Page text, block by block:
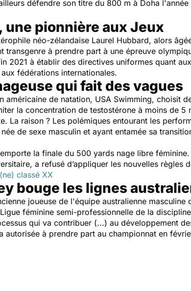
défendre son titre du 800 m à Doha l'année
une pionnière aux Jeux
néo-zélandaise Laurel Hubbard, alors
transgenre à prendre part à une épreuve
2021 à établir des directives uniformes quant
aux fédérations internationales.
qui fait des vagues
américaine de natation, USA Swimming, choisit
la concentration de testostérone à moins de 5
La raison ? Les polémiques entourant les
de sexe masculin et ayant entamée sa
la finale du 500 yards nage libre
a refusé d’appliquer les nouvelles règles
classé XX
bouge les lignes
joueuse de l'équipe australienne masculine
féminine semi-professionnelle de la
qui va contribuer (...) au développement
autorisée à prendre part au championnat en